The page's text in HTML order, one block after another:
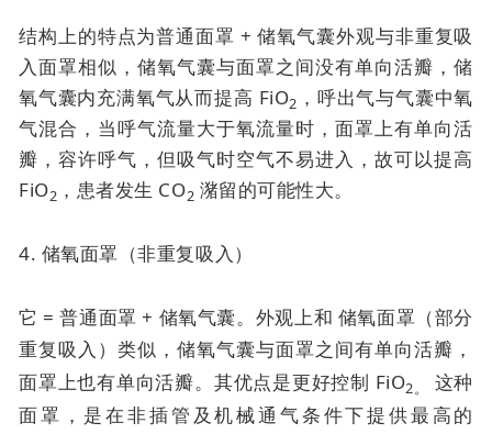
结构上的特点为普通面罩 + 储氧气囊外观与非重复吸
入面罩相似，储氧气囊与面罩之间没有单向活瓣，储
氧气囊内充满氧气从而提高 FiO2 ，呼出气与气囊中氧
气混合，当呼气流量大于氧流量时，面罩上有单向活
瓣，容许呼气，但吸气时空气不易进入，故可以提高
FiO2 ，患者发生 CO2 潴留的可能性大。
4. 储氧面罩（非重复吸入）
它 = 普通面罩 + 储氧气囊。外观上和 储氧面罩（部分
重复吸入）类似，储氧气囊与面罩之间有单向活瓣，
面罩上也有单向活瓣。其优点是更好控制 FiO2。
这种
面罩，是在非插管及机械通气条件下提供最高的